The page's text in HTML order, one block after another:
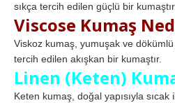
sıkça tercih edilen güçlü bir
Viscose Kumaş
Viskoz kumaş, yumuşak ve
tercih edilen akışkan bir kumaştır.
Linen (Keten)
Keten kumaş, doğal yapısıyla